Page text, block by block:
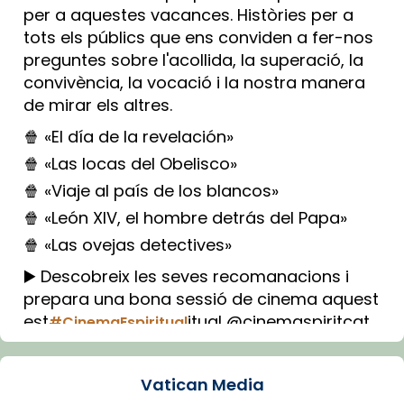
per a aquestes vacances. Històries per a
tots els públics que ens conviden a fer-nos
preguntes sobre l'acollida, la superació, la
convivència, la vocació i la nostra manera
de mirar els altres.
🍿 «El día de la revelación»
🍿 «Las locas del Obelisco»
🍿 «Viaje al país de los blancos»
🍿 «León XIV, el hombre detrás del Papa»
🍿 «Las ovejas detectives»
▶️ Descobreix les seves recomanacions i
prepara una bona sessió de cinema aquest
est#CinemaEspiritualitual @cinemaspiritcat
Imatge: Generada amb IA (OpenAI)
Vatican Media